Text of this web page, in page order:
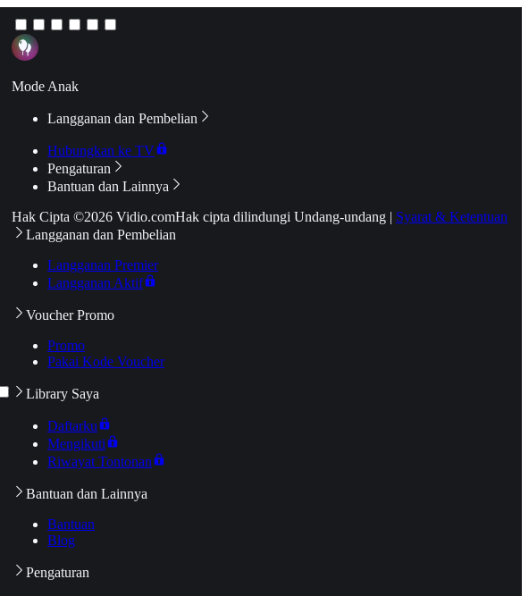
Mode Anak
Langganan dan Pembelian
Hubungkan ke TV
Pengaturan
Bantuan dan Lainnya
Hak Cipta ©2026 Vidio.comHak cipta dilindungi Undang-undang | Syarat & Ketentuan
Langganan dan Pembelian
Langganan Premier
Langganan Aktif
Voucher Promo
Promo
Pakai Kode Voucher
Library Saya
Daftarku
Mengikuti
Riwayat Tontonan
Bantuan dan Lainnya
Bantuan
Blog
Pengaturan